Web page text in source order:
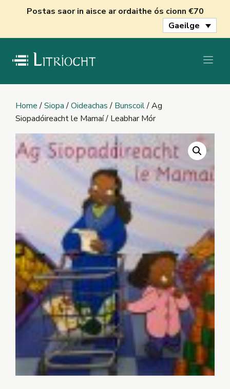
Postas saor in aisce ar ordaithe ós cionn €70
Gaeilge
Home/Siopa/Oideachas/ Bunscoil/ Ag
Siopadóireacht le Mamaí / Leabhar Mór